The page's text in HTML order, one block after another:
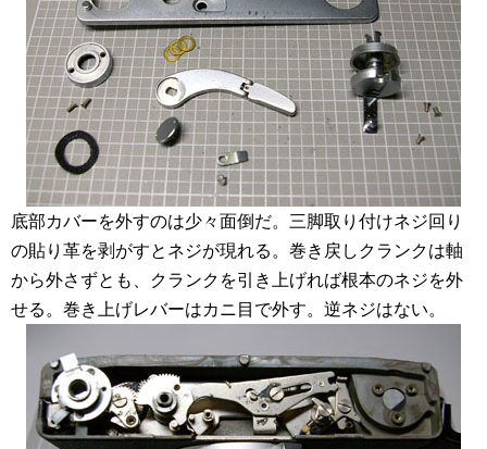
底部カバーを外すのは少々面倒だ。三脚取り付けネジ回り
の貼り革を剥がすとネジが現れる。巻き戻しクランクは軸
から外さずとも、クランクを引き上げれば根本のネジを外
せる。巻き上げレバーはカニ目で外す。逆ネジはない。